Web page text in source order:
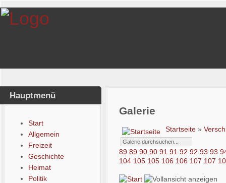
Hauptmenü
Start
Allgemein
Freizeit
Geschichte
Heimat
Politik
Galerie
Startseite »
89 89 90 90 91 91 92 92 93 93
104 105 105 106 106 107 107